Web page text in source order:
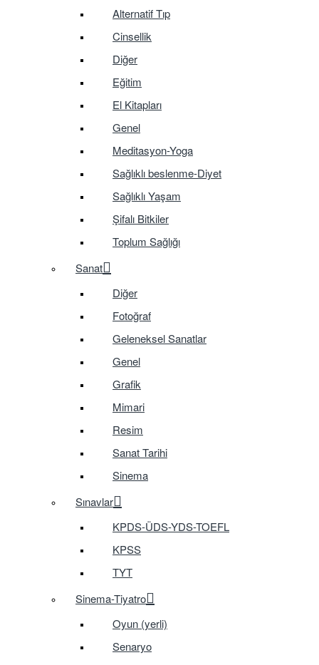
Alternatif Tıp
Cinsellik
Diğer
Eğitim
El Kitapları
Genel
Meditasyon-Yoga
Sağlıklı beslenme-Diyet
Sağlıklı Yaşam
Şifalı Bitkiler
Toplum Sağlığı
Sanat
Diğer
Fotoğraf
Geleneksel Sanatlar
Genel
Grafik
Mimari
Resim
Sanat Tarihi
Sinema
Sınavlar
KPDS-ÜDS-YDS-TOEFL
KPSS
TYT
Sinema-Tiyatro
Oyun (yerli)
Senaryo